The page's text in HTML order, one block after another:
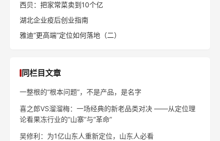
西贝：把家常菜卖到10个亿
湖北企业疫后创业指南
雅迪“更高端”定位如何落地（二）
同栏目文章
一整根的“根本问题”，不是产品，是名字
喜之郎VS溜溜梅：一场经典的新老品类对决 ——从定位理
论看果冻行业的“山寨”与“革命”
吴修利：为1亿山东人重新定位，山东人必看